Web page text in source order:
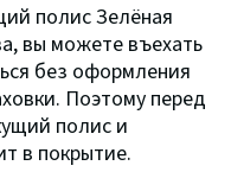
полис Зелёная
вы можете въехать
без оформления
Поэтому перед
полис и
в покрытие.